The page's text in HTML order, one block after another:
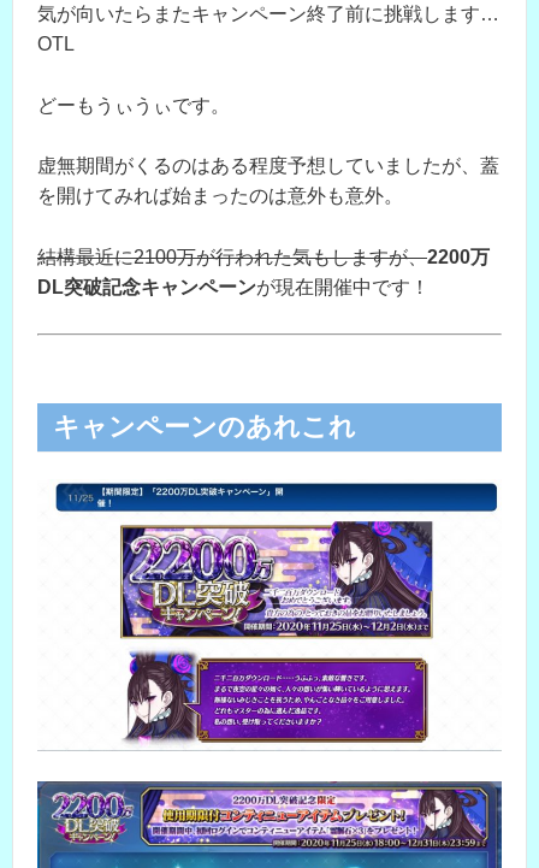
気が向いたらまたキャンペーン終了前に挑戦します…
OTL
どーもうぃうぃです。
虚無期間がくるのはある程度予想していましたが、蓋
を開けてみれば始まったのは意外も意外。
結構最近に2100万が行われた気もしますが、2200万
DL突破記念キャンペーンが現在開催中です！
キャンペーンのあれこれ